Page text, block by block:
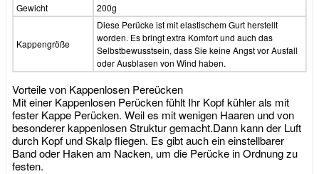
Gewicht
200g
Kappengröße
Diese Perücke ist mit elastischem Gurt herstellt
worden. Es bringt extra Komfort und auch das
Selbstbewusstsein, dass Sie keine Angst vor Ausfall
oder Ausblasen von Wind haben.
Vorteile von Kappenlosen Pereücken
Mit einer Kappenlosen Perücken fühlt Ihr Kopf kühler als mit
fester Kappe Perücken. Weil es mit wenigen Haaren und von
besonderer kappenlosen Struktur gemacht.Dann kann der Luft
durch Kopf und Skalp fliegen. Es gibt auch ein einstellbarer
Band oder Haken am Nacken, um die Perücke in Ordnung zu
festen.